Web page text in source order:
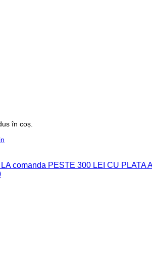
în coș.
comanda PESTE 300 LEI CU